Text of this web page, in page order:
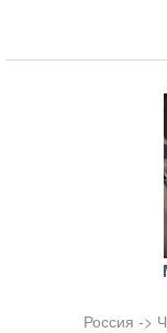
Россия ->